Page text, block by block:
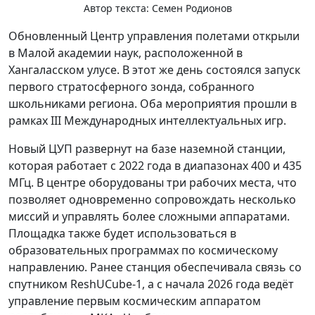
Автор текста: Семен Родионов
Обновленный Центр управления полетами открыли
в Малой академии наук, расположенной в
Хангаласском улусе. В этот же день состоялся запуск
первого стратосферного зонда, собранного
школьниками региона. Оба мероприятия прошли в
рамках III Международных интеллектуальных игр.
Новый ЦУП развернут на базе наземной станции,
которая работает с 2022 года в диапазонах 400 и 435
МГц. В центре оборудованы три рабочих места, что
позволяет одновременно сопровождать несколько
миссий и управлять более сложными аппаратами.
Площадка также будет использоваться в
образовательных программах по космическому
направлению. Ранее станция обеспечивала связь со
спутником ReshUCube-1, а с начала 2026 года ведёт
управление первым космическим аппаратом